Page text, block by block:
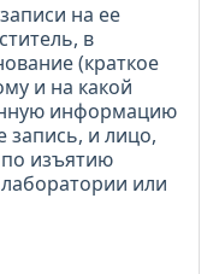
на ее
в
(краткое
и на какой
информацию
и лицо,
изъятию
или